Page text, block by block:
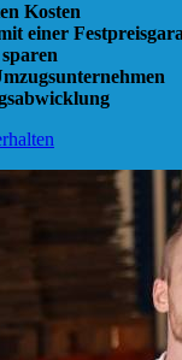
Kosten
einer